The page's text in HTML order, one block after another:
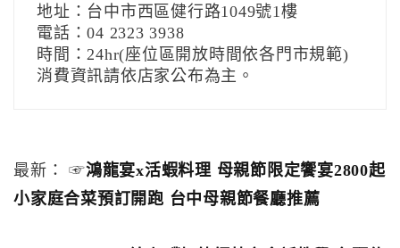
地址：台中市西區健行路1049號1樓
電話：04 2323 3938
時間：24hr(座位區開放時間依各門市規範)
消費資訊請依店家公布為主。
最新： ☞鴻龍宴x活蝦料理 母親節限定饗宴2800起
小家庭合菜預訂開跑 台中母親節餐廳推薦